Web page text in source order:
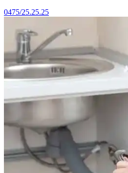
0475/25.25.25